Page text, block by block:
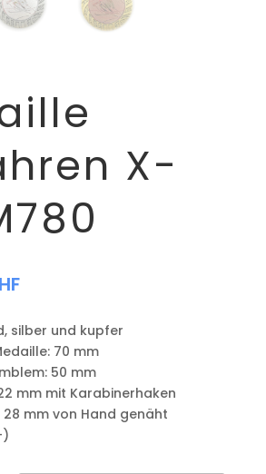
X-
silber und kupfer
70 mm
50 mm
mm mit Karabinerhaken
mm von Hand genäht